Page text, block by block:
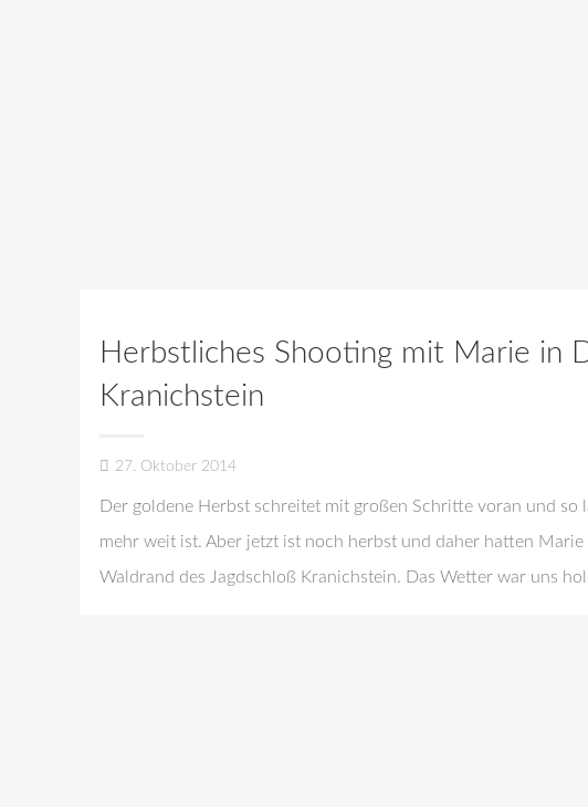
Herbstliches Shooting mit Marie in
Kranichstein
27. Oktober 2014
Der goldene Herbst schreitet mit großen Schritte voran und so
mehr weit ist. Aber jetzt ist noch herbst und daher hatten
Waldrand des Jagdschloß Kranichstein. Das Wetter war uns